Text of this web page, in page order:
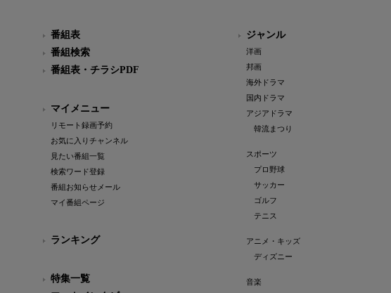
番組表
番組検索
番組表・チラシPDF
マイメニュー
リモート録画予約
お気に入りチャンネル
見たい番組一覧
検索ワード登録
番組お知らせメール
マイ番組ページ
ランキング
特集一覧
ジャンル
洋画
邦画
海外ドラマ
国内ドラマ
アジアドラマ
韓流まつり
スポーツ
プロ野球
サッカー
ゴルフ
テニス
アニメ・キッズ
ディズニー
音楽